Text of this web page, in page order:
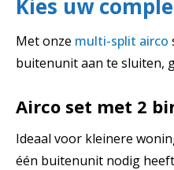
Kies uw
Met onze multi-split airco
buitenunit aan te sluiten,
Airco set met 2
Ideaal voor kleinere
één buitenunit nodig